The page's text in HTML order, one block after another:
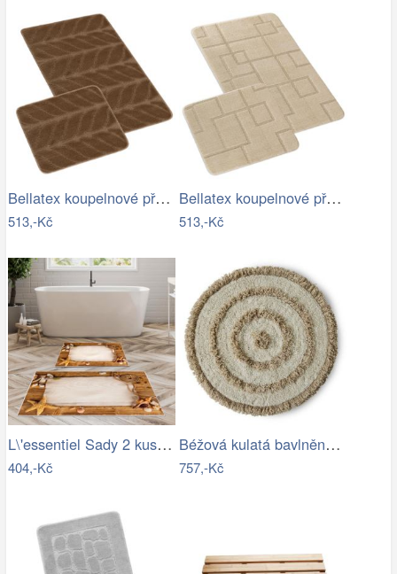
Bellatex koupelnové předložky SADA BANY…
513,-Kč
Bellatex koupelnové předložky SADA BANY…
513,-Kč
L\'essentiel Sady 2 kusů koupelnových…
404,-Kč
Béžová kulatá bavlněná koupelnová…
757,-Kč